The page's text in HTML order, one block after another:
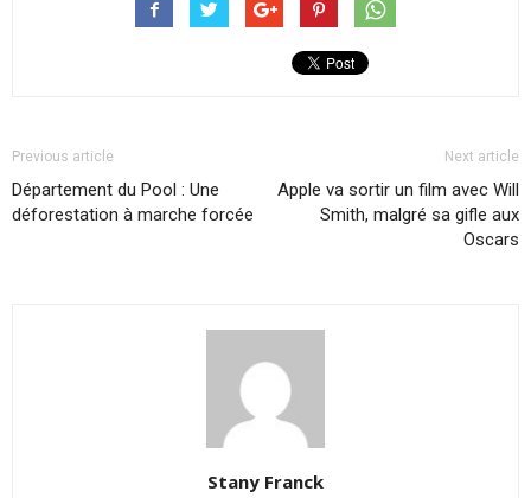
Previous article
Département du Pool : Une
déforestation à marche forcée
Next article
Apple va sortir un film avec Will
Smith, malgré sa gifle aux
Oscars
Stany Franck